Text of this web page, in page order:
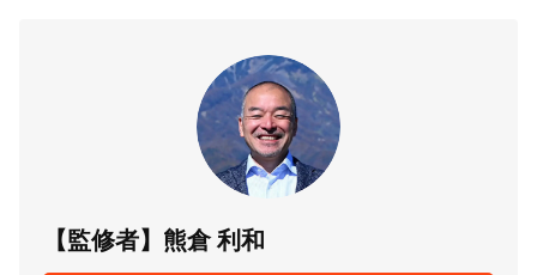
【監修者】熊倉 利和